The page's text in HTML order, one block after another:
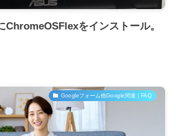
ChromeOSFlexをインストール。
Googleフォーム他Google関連｜FAQ